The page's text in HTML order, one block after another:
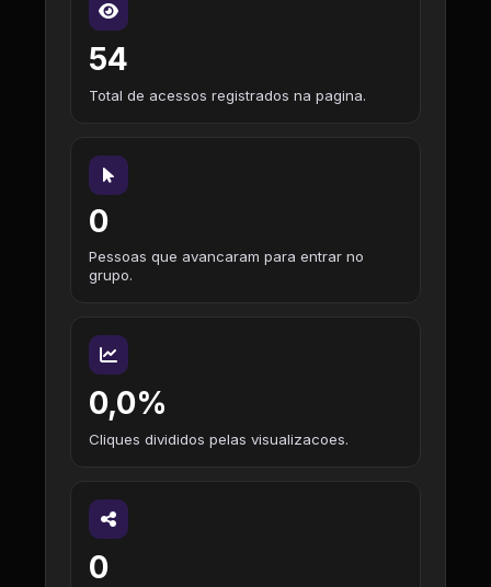
54
Total de acessos registrados na pagina.
0
Pessoas que avancaram para entrar no
grupo.
0,0%
Cliques divididos pelas visualizacoes.
0